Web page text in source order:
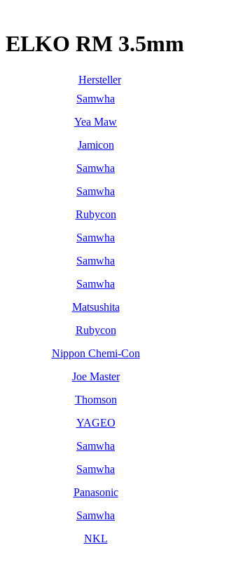
ELKO RM 3.5mm
Hersteller
Samwha
Yea Maw
Jamicon
Samwha
Samwha
Rubycon
Samwha
Samwha
Samwha
Matsushita
Rubycon
Nippon Chemi-Con
Joe Master
Thomson
YAGEO
Samwha
Samwha
Panasonic
Samwha
NKL